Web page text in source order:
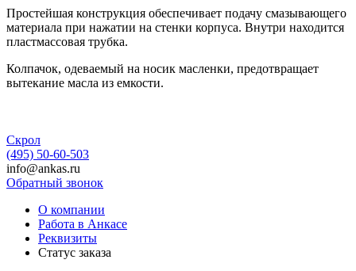
Простейшая конструкция обеспечивает подачу смазывающего
материала при нажатии на стенки корпуса. Внутри находится
пластмассовая трубка.
Колпачок, одеваемый на носик масленки, предотвращает
вытекание масла из емкости.
Скрол
(495) 50-60-503
info@ankas.ru
Обратный звонок
О компании
Работа в Анкасе
Реквизиты
Статус заказа